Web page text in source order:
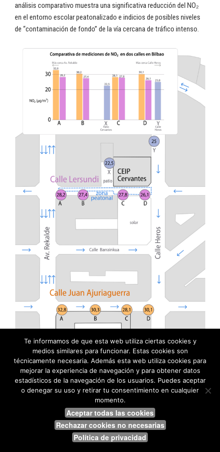
análisis comparativo muestra una significativa reducción del NO₂
en el entorno escolar peatonalizado e indicios de posibles niveles
de “contaminación de fondo” de la vía cercana de tráfico intenso.
Medición de NO2 comparativa Juan Ajuriaguerra y Lersundi en
Abando, Bilbao.
Mediciones de NO₂ en el barrio de Abando, Bilbao
En el barrio de Abando hemos realizado un experimento para
investigar cómo influye la peatonalización del entorno escolar del
Te informamos de que esta web utiliza ciertas cookies y
medios similares para funcionar. Estas cookies son
técnicamente necesaria. Además esta web utiliza cookies para
mejorar la experiencia de navegación y para obtener datos
estadísticos de la navegación de los usuarios. Puedes aceptar
o denegar su uso y retirar tu consentimiento en cualquier
momento.
Aceptar todas las cookies
Rechazar cookies no necesarias
Política de privacidad